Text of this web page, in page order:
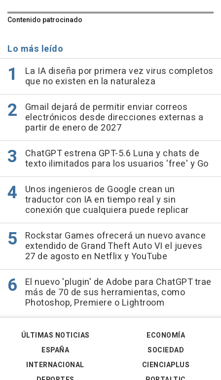
Contenido patrocinado
Lo más leído
La IA diseña por primera vez virus completos
que no existen en la naturaleza
Gmail dejará de permitir enviar correos
electrónicos desde direcciones externas a
partir de enero de 2027
ChatGPT estrena GPT-5.6 Luna y chats de
texto ilimitados para los usuarios 'free' y Go
Unos ingenieros de Google crean un
traductor con IA en tiempo real y sin
conexión que cualquiera puede replicar
Rockstar Games ofrecerá un nuevo avance
extendido de Grand Theft Auto VI el jueves
27 de agosto en Netflix y YouTube
El nuevo 'plugin' de Adobe para ChatGPT trae
más de 70 de sus herramientas, como
Photoshop, Premiere o Lightroom
ÚLTIMAS NOTICIAS
ESPAÑA
INTERNACIONAL
ECONOMÍA
SOCIEDAD
CIENCIAPLUS